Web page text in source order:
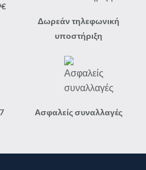
Δωρεάν τηλεφωνική
υποστήριξη
Ασφαλείς συναλλαγές